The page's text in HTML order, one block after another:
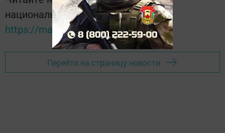
национальном мессенджере MАХ:
https://max.ru/tatmedia
Перейти на страницу новости